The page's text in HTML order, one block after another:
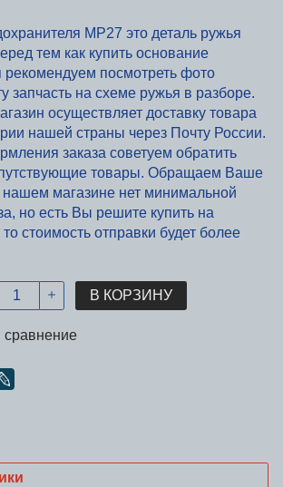
МР27 это деталь ружья
тем как купить основание
рекомендуем посмотреть фото
запчасть на схеме ружья в разборе.
осуществляет доставку товара
нашей страны через Почту России.
заказа советуем обратить
товары. Обращаем Ваше
нашем магазине нет минимальной
но есть Вы решите купить на
стоимость отправки будет более
В КОРЗИНУ
сравнение